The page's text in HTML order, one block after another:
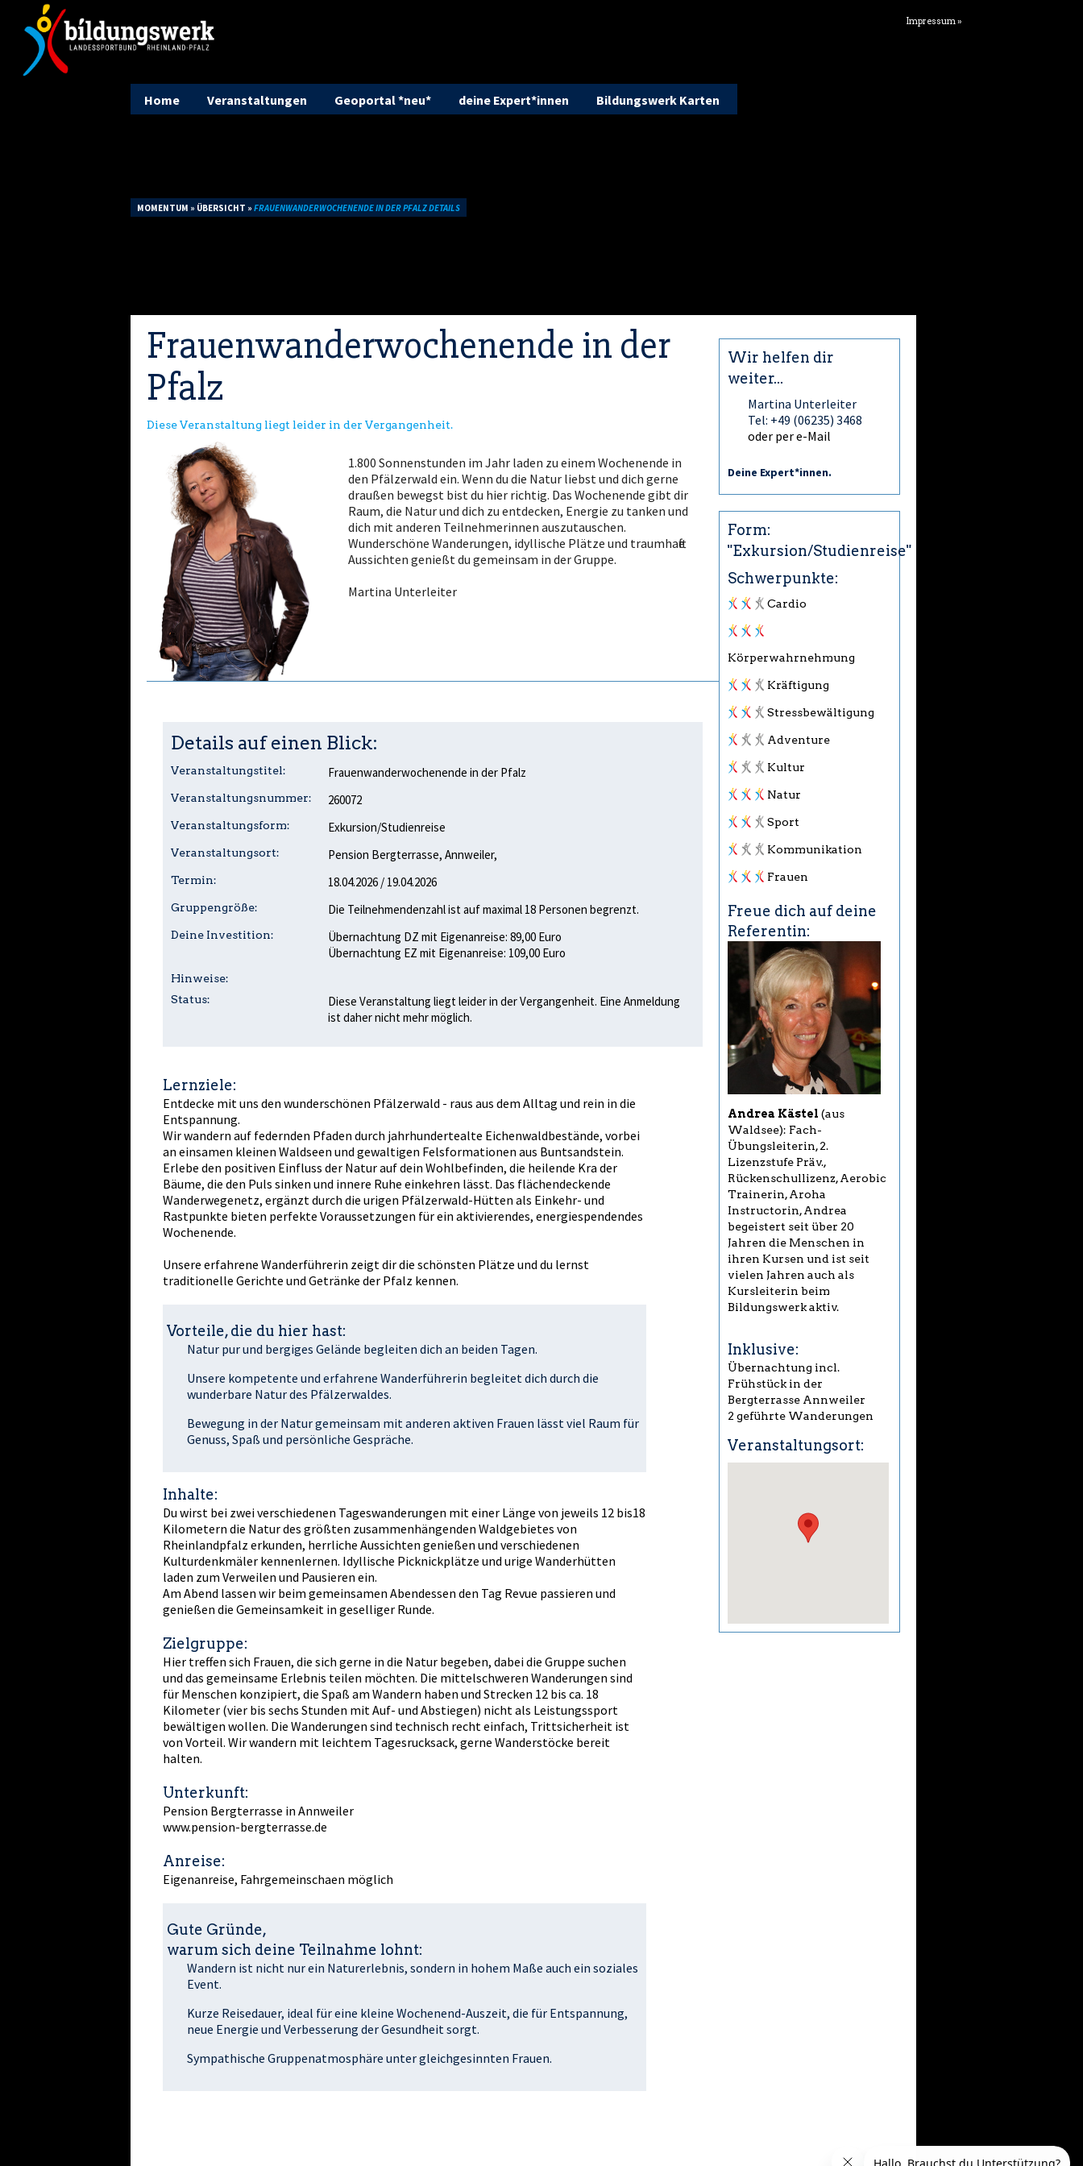
Home Veranstaltungen Geoportal *neu* deine Expert*innen Bildungswerk Karten
Impressum »
MOMENTUM » ÜBERSICHT » FRAUENWANDERWOCHENENDE IN DER PFALZ DETAILS
Frauenwanderwochenende in der
Pfalz
Diese Veranstaltung liegt leider in der Vergangenheit.
1.800 Sonnenstunden im Jahr laden zu einem Wochenende in
den Pfälzerwald ein. Wenn du die Natur liebst und dich gerne
draußen bewegst bist du hier richtig. Das Wochenende gibt dir
Raum, die Natur und dich zu entdecken, Energie zu tanken und
dich mit anderen Teilnehmerinnen auszutauschen.
Wunderschöne Wanderungen, idyllische Plätze und traumhafte
Aussichten genießt du gemeinsam in der Gruppe.
Martina Unterleiter
Details auf einen Blick:
Veranstaltungstitel: Frauenwanderwochenende in der Pfalz
Veranstaltungsnummer: 260072
Veranstaltungsform: Exkursion/Studienreise
Veranstaltungsort: Pension Bergterrasse, Annweiler,
Termin: 18.04.2026 / 19.04.2026
Gruppengröße: Die Teilnehmendenzahl ist auf maximal 18 Personen begrenzt.
Deine Investition:
Übernachtung DZ mit Eigenanreise: 89,00 Euro
Übernachtung EZ mit Eigenanreise: 109,00 Euro
Hinweise:
Status:
Diese Veranstaltung liegt leider in der Vergangenheit. Eine Anmeldung
ist daher nicht mehr möglich.
Lernziele:
Entdecke mit uns den wunderschönen Pfälzerwald - raus aus dem Alltag und rein in die
Entspannung.
Wir wandern auf federnden Pfaden durch jahrhundertealte Eichenwaldbestände, vorbei
an einsamen kleinen Waldseen und gewaltigen Felsformationen aus Buntsandstein.
Erlebe den positiven Einfluss der Natur auf dein Wohlbefinden, die heilende Kraft der
Bäume, die den Puls sinken und innere Ruhe einkehren lässt. Das flächendeckende
Wanderwegenetz, ergänzt durch die urigen Pfälzerwald-Hütten als Einkehr- und
Rastpunkte bieten perfekte Voraussetzungen für ein aktivierendes, energiespendendes
Wochenende.
Unsere erfahrene Wanderführerin zeigt dir die schönsten Plätze und du lernst
traditionelle Gerichte und Getränke der Pfalz kennen.
Vorteile, die du hier hast:
Natur pur und bergiges Gelände begleiten dich an beiden Tagen.
Unsere kompetente und erfahrene Wanderführerin begleitet dich durch die
wunderbare Natur des Pfälzerwaldes.
Bewegung in der Natur gemeinsam mit anderen aktiven Frauen lässt viel Raum für
Genuss, Spaß und persönliche Gespräche.
Inhalte:
Du wirst bei zwei verschiedenen Tageswanderungen mit einer Länge von jeweils 12 bis18
Kilometern die Natur des größten zusammenhängenden Waldgebietes von
Rheinlandpfalz erkunden, herrliche Aussichten genießen und verschiedenen
Kulturdenkmäler kennenlernen. Idyllische Picknickplätze und urige Wanderhütten
laden zum Verweilen und Pausieren ein.
Am Abend lassen wir beim gemeinsamen Abendessen den Tag Revue passieren und
genießen die Gemeinsamkeit in geselliger Runde.
Zielgruppe:
Hier treffen sich Frauen, die sich gerne in die Natur begeben, dabei die Gruppe suchen
und das gemeinsame Erlebnis teilen möchten. Die mittelschweren Wanderungen sind
für Menschen konzipiert, die Spaß am Wandern haben und Strecken 12 bis ca. 18
Kilometer (vier bis sechs Stunden mit Auf- und Abstiegen) nicht als Leistungssport
bewältigen wollen. Die Wanderungen sind technisch recht einfach, Trittsicherheit ist
von Vorteil. Wir wandern mit leichtem Tagesrucksack, gerne Wanderstöcke bereit
halten.
Unterkunft:
Pension Bergterrasse in Annweiler
www.pension-bergterrasse.de
Anreise:
Eigenanreise, Fahrgemeinschaften möglich
Gute Gründe,
warum sich deine Teilnahme lohnt:
Wandern ist nicht nur ein Naturerlebnis, sondern in hohem Maße auch ein soziales
Event.
Kurze Reisedauer, ideal für eine kleine Wochenend-Auszeit, die für Entspannung,
neue Energie und Verbesserung der Gesundheit sorgt.
Sympathische Gruppenatmosphäre unter gleichgesinnten Frauen.
Wir helfen dir
weiter...
Martina Unterleiter
Tel: +49 (06235) 3468
oder per e-Mail
Deine Expert*innen.
Form:
"Exkursion/Studienreise"
Schwerpunkte:
Cardio
Körperwahrnehmung
Kräftigung
Stressbewältigung
Adventure
Kultur
Natur
Sport
Kommunikation
Frauen
Freue dich auf deine
Referentin:
Andrea Kästel (aus
Waldsee): Fach-
Übungsleiterin, 2.
Lizenzstufe Präv.,
Rückenschullizenz, Aerobic
Trainerin, Aroha
Instructorin, Andrea
begeistert seit über 20
Jahren die Menschen in
ihren Kursen und ist seit
vielen Jahren auch als
Kursleiterin beim
Bildungswerk aktiv.
Inklusive:
Übernachtung incl.
Frühstück in der
Bergterrasse Annweiler
2 geführte Wanderungen
Veranstaltungsort: